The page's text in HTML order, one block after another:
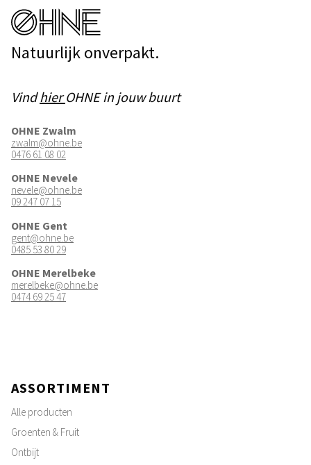
Natuurlijk onverpakt.
VindhierOHNE in jouw buurt
OHNE Zwalm
zwalm@ohne.be
0476 61 08 02
OHNE Nevele
nevele@ohne.be
09 247 07 15
OHNE Gent
gent@ohne.be
0485 53 80 29
OHNE Merelbeke
merelbeke@ohne.be
0474 69 25 47
ASSORTIMENT
Alle producten
Groenten & Fruit
Ontbijt